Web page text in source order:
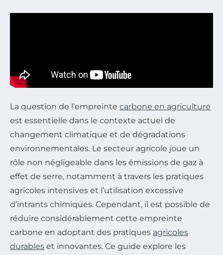
La question de l’empreinte carbone en agriculture
est essentielle dans le contexte actuel de
changement climatique et de dégradations
environnementales. Le secteur agricole joue un
rôle non négligeable dans les émissions de gaz à
effet de serre, notamment à travers les pratiques
agricoles intensives et l’utilisation excessive
d’intrants chimiques. Cependant, il est possible de
réduire considérablement cette empreinte
carbone en adoptant des pratiques agricoles
durables et innovantes. Ce guide explore les